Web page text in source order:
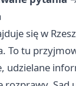
się w
To tu
udzielane